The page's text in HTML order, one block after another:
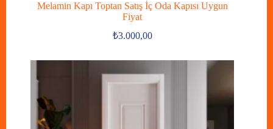
Melamin Kapı Toptan Satış İç Oda Kapısı Uygun
Fiyat
₺3.000,00